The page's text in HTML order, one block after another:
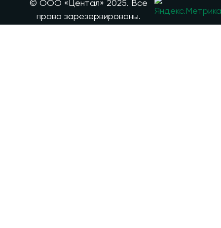
© ООО «Центал» 2025. Все
права зарезервированы.